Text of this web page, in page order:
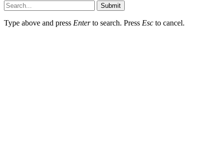
Submit
Type above and press Enterto search. Press Esc to cancel.